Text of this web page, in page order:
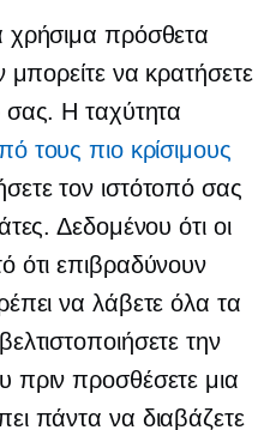
χρήσιμα πρόσθετα
μπορείτε να κρατήσετε
σας. Η ταχύτητα
τους πιο κρίσιμους
τον ιστότοπό σας
Δεδομένου ότι οι
ότι επιβραδύνουν
να λάβετε όλα τα
την
πριν προσθέσετε μια
πάντα να διαβάζετε